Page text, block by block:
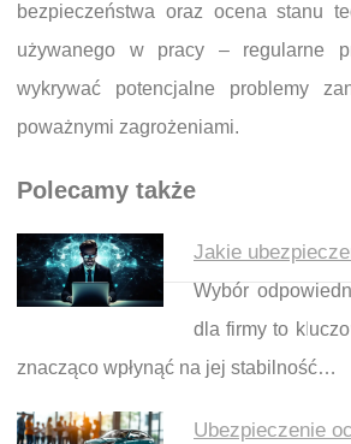
bezpieczeństwa oraz ocena stanu
używanego w pracy – regularne
wykrywać potencjalne problemy
poważnymi zagrożeniami.
Polecamy także
Jakie
Wybór
dla firmy to
znacząco wpłynąć na jej stabilność…
Ubezpieczenie
Nawigacja wpisu